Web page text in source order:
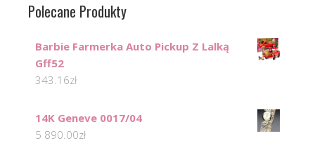
Polecane Produkty
Barbie Farmerka Auto Pickup Z Lalką
Gff52
343.16zł
14K Geneve 0017/04
5 890.00zł